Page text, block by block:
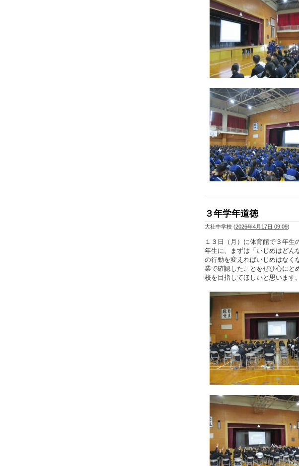
３年学年道徳
大社中学校 (2026年4月17日 09:09)
１３日（月）に体育館で３年生
年生に、まずは「いじめはどん
の行動を変えればいじめはなく
業で確認したことをぜひ心にと
校を目指してほしいと思います。